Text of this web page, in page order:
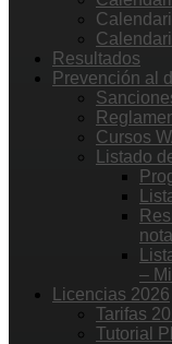
Resultados
Prevención al
Cursos
Listado
–
Licencias 2026
Tarifas
Tutorial